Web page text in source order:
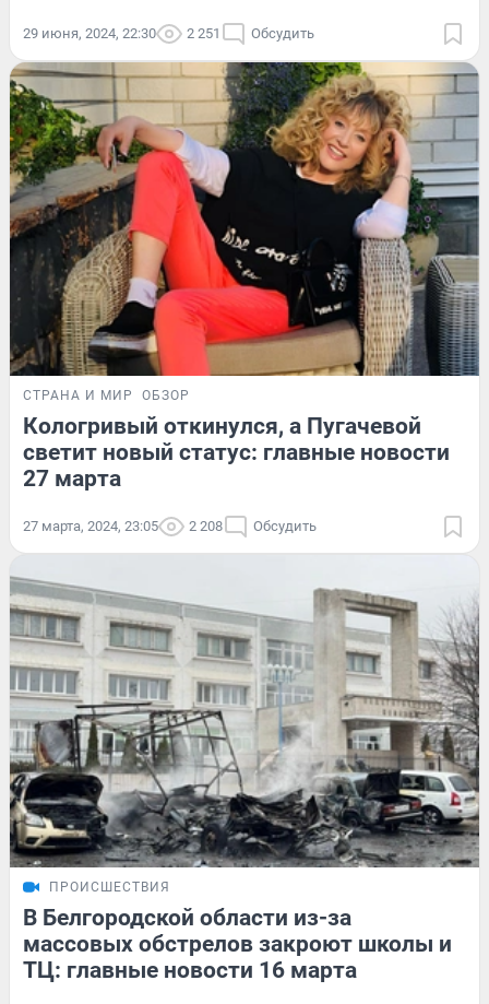
29 июня, 2024, 22:30 2 251 Обсудить
СТРАНА И МИР ОБЗОР
Кологривый откинулся, а Пугачевой
светит новый статус: главные новости
27 марта
27 марта, 2024, 23:05 2 208 Обсудить
ПРОИСШЕСТВИЯ
В Белгородской области из-за
массовых обстрелов закроют школы и
ТЦ: главные новости 16 марта